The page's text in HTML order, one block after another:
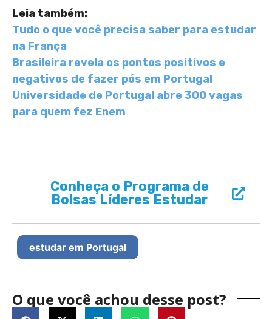
Leia também:
Tudo o que você precisa saber para estudar
na França
Brasileira revela os pontos positivos e
negativos de fazer pós em Portugal
Universidade de Portugal abre 300 vagas
para quem fez Enem
Conheça o Programa de
Bolsas Líderes Estudar
estudar em Portugal
O que você achou desse post?